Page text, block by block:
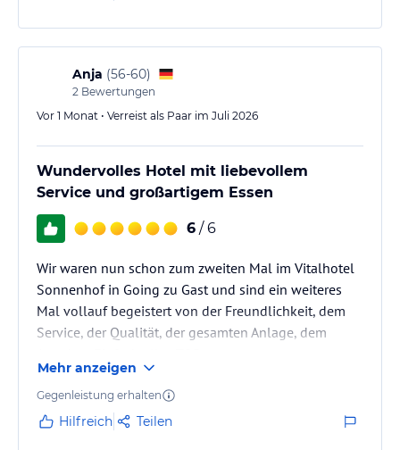
Das Hotel Sonnenhof bietet 40 Wohnräume und bietet eine Bar
und ein Restaurant. Die Hotelstockwerke sind über den
Hotelservice zählt ein abwechslungsreiches Wochenprogramm,
Weckrufdienst per Zimmertelefon sowie Frühstück ans Bett gegen
einen geringen Aufpreis. An der Rezeption sind Zeitungen,
Babyphone verfügbar.
Hinweis:
Hoteliers-/Veranstalter-/Kataloginformationen. Alle Angaben
lies vor der Buchung die verbindlichen Angebotsdetailsdes
jeweiligen Veranstalters.
Anja (56-60)
2 Bewertungen
Vor 1 Monat • Verreist als Paar im Juli 2026
Wundervolles Hotel mit liebevollem
Service und großartigem Essen
6 / 6
Wir waren nun schon zum zweiten Mal im Vitalhotel
Sonnenhof in Going zu Gast und sind ein weiteres
Mal vollauf begeistert von der Freundlichkeit, dem
Service, der Qualität, der gesamten Anlage, dem
Auch unser Hund fühlt sich jedes mal pudelwohl.
Alles ist sehr liebevoll. So standen im Zimmer ein
Hundenapf, eine Fressunterlage und ein kleines
Mehr anzeigen
Gegenleistung erhalten
Hilfreich Teilen